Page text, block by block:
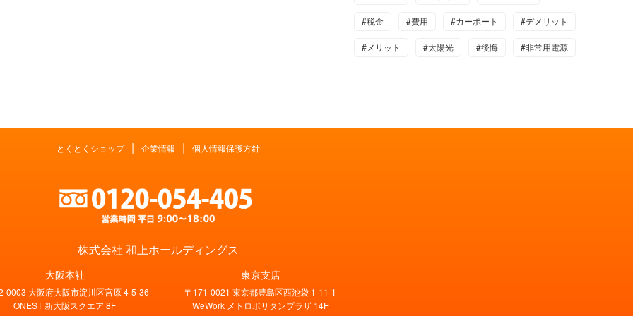
#税金 #費用 #カーポート #デメリット
#メリット #太陽光 #後悔 #非常用電源
とくとくショップ | 企業情報 | 個人情報保護方針
株式会社 和上ホールディングス
大阪本社
0003 大阪府大阪市淀川区宮原 4-5-36
ONEST 新大阪スクエア 8F
東京支店
〒171-0021 東京都豊島区西池袋 1-11-1
WeWork メトロポリタンプラザ 14F